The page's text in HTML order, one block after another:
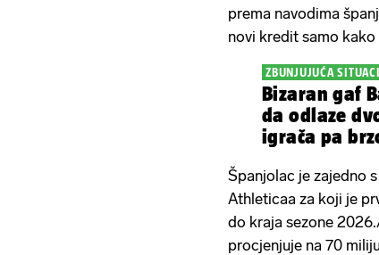
prema navodima
novi kredit samo
ZBUNJUJUĆA
Bizaran gaf
da odlaze dvojica posuđenih
igrača pa
Španjolac je zajedno
Athleticaa za koji je
do kraja sezone
procjenjuje na 70